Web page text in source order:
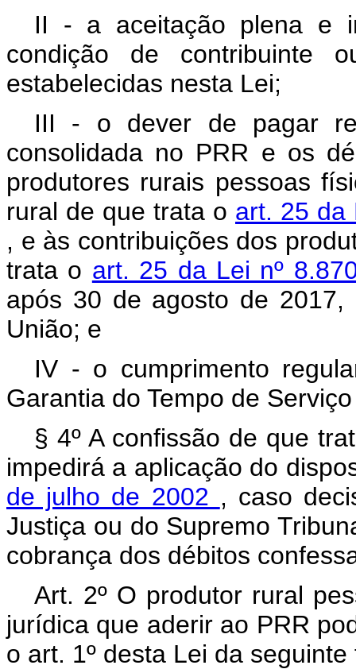
II - a aceitação plena e
condição de contribuinte
estabelecidas nesta Lei;
III - o dever de pagar
consolidada no PRR e os
produtores rurais pessoas
rural de que trata o art. 25 da
, e às contribuições dos
trata o art. 25 da Lei nº
após 30 de agosto de
União; e
IV - o cumprimento
Garantia do Tempo de
§ 4º A confissão de que
impedirá a aplicação do
de julho de 2002 , caso
Justiça ou do Supremo
cobrança dos débitos
Art. 2º O produtor rural
jurídica que aderir ao PRR
o art. 1º desta Lei da seguinte